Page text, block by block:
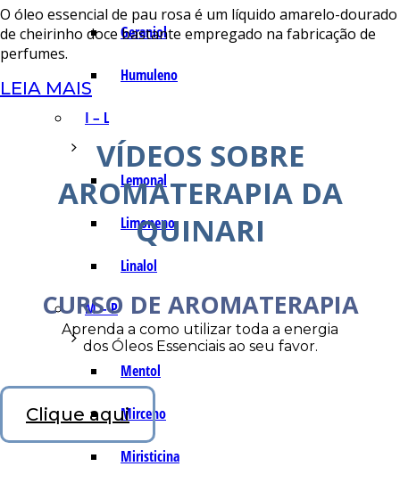
Geraniol
Humuleno
I – L
Lemonal
Limoneno
Linalol
M – P
Mentol
Mirceno
Miristicina
O óleo essencial de pau rosa é um líquido amarelo-dourado
de cheirinho doce bastante empregado na fabricação de
perfumes.
LEIA MAIS
VÍDEOS SOBRE
AROMATERAPIA DA
QUINARI
CURSO DE AROMATERAPIA
Aprenda a como utilizar toda a energia
dos Óleos Essenciais ao seu favor.
Clique aqui